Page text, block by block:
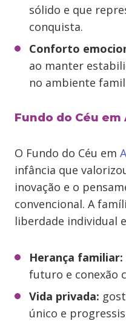
sólido e que
conquista.
Conforto
ao manter
no ambiente
Fundo do Céu em
O Fundo do Céu em
infância que
inovação e o
convencional. A
liberdade individual
Herança familiar:
futuro e conexão
Vida privada:
único e